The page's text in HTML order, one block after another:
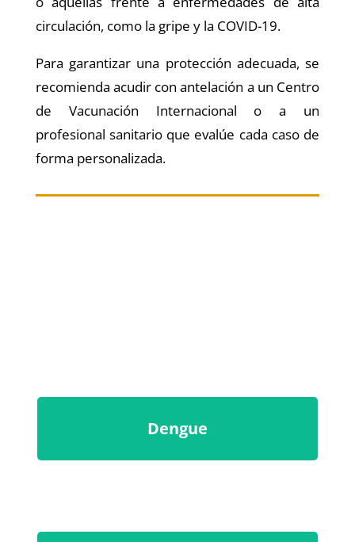
circulación, como la gripe y la COVID-19.
Para garantizar una protección adecuada, se
recomienda acudir con antelación a un Centro
de Vacunación Internacional o a un
profesional sanitario que evalúe cada caso de
forma personalizada.
Dengue